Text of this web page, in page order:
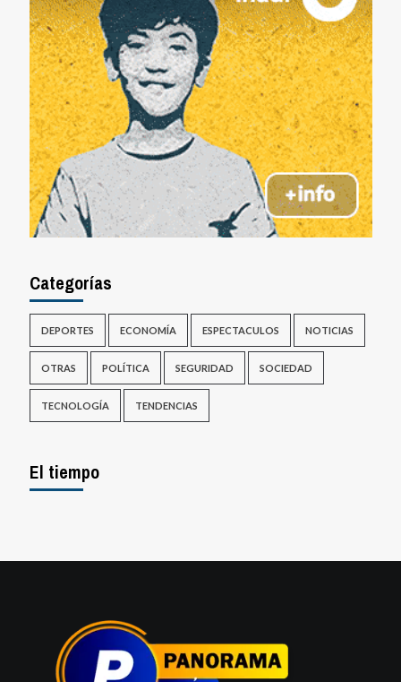
Categorías
DEPORTES ECONOMÍA ESPECTACULOS NOTICIAS
OTRAS POLÍTICA SEGURIDAD SOCIEDAD
TECNOLOGÍA TENDENCIAS
El tiempo